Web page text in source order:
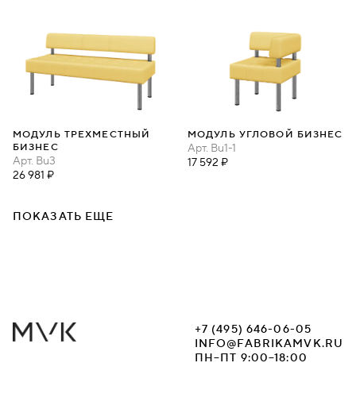
МОДУЛЬ ТРЕХМЕСТНЫЙ
БИЗНЕС
Арт. Bu3
26 981 ₽
МОДУЛЬ УГЛОВОЙ БИЗНЕС
Арт. Bu1-1
17 592 ₽
ПОКАЗАТЬ ЕЩЕ
+7 (495) 646-06-05
INFO@FABRIKAMVK.RU
ПН–ПТ 9:00–18:00